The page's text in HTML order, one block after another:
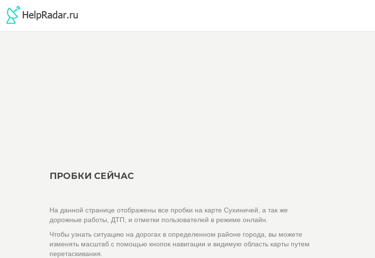
ПРОБКИ СЕЙЧАС
На данной странице отображены все пробки на карте Сухиничей, а так же
дорожные работы, ДТП, и отметки пользователей в режиме онлайн.
Чтобы узнать ситуацию на дорогах в определенном районе города, вы можете
изменять масштаб с помощью кнопок навигации и видимую область карты путем
перетаскивания.